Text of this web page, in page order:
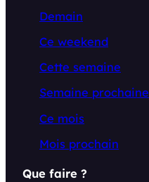
Demain
Ce weekend
Cette semaine
Semaine prochaine
Ce mois
Mois prochain
Que faire ?